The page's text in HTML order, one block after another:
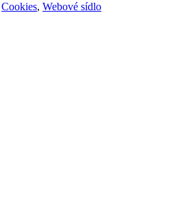
Cookies, Webové sídlo